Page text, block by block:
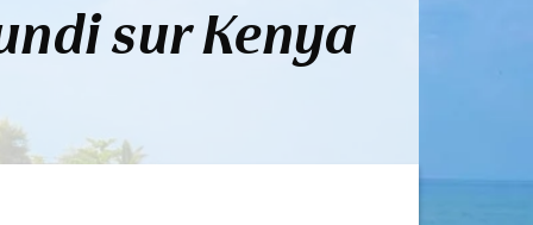
sur Kenya